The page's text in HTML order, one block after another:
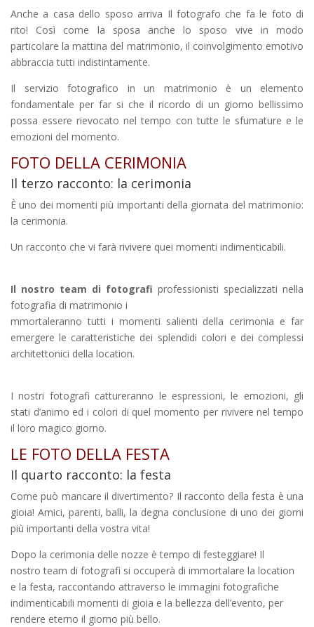
Anche a casa dello sposo arriva Il fotografo che fa le foto di
rito! Così come la sposa anche lo sposo vive in modo
particolare la mattina del matrimonio, il coinvolgimento emotivo
abbraccia tutti indistintamente.
Il servizio fotografico in un matrimonio è un elemento
fondamentale per far si che il ricordo di un giorno bellissimo
possa essere rievocato nel tempo con tutte le sfumature e le
emozioni del momento.
FOTO DELLA CERIMONIA
Il terzo racconto: la cerimonia
È uno dei momenti più importanti della giornata del matrimonio:
la cerimonia.
Un racconto che vi farà rivivere quei momenti indimenticabili.
Il nostro team di fotografi professionisti specializzati nella
fotografia di matrimonio i
mmortaleranno tutti i momenti salienti della cerimonia e far
emergere le caratteristiche dei splendidi colori e dei complessi
architettonici della location.
I nostri fotografi cattureranno le espressioni, le emozioni, gli
stati d’animo ed i colori di quel momento per rivivere nel tempo
il loro magico giorno.
LE FOTO DELLA FESTA
Il quarto racconto: la festa
Come può mancare il divertimento? Il racconto della festa è una
gioia! Amici, parenti, balli, la degna conclusione di uno dei giorni
più importanti della vostra vita!
Dopo la cerimonia delle nozze è tempo di festeggiare! Il
nostro team di fotografi si occuperà di immortalare la location
e la festa, raccontando attraverso le immagini fotografiche
indimenticabili momenti di gioia e la bellezza dell’evento, per
rendere eterno il giorno più bello.